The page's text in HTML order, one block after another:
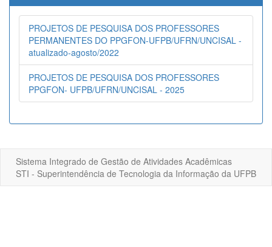
PROJETOS DE PESQUISA DOS PROFESSORES
PERMANENTES DO PPGFON-UFPB/UFRN/UNCISAL -
atualizado-agosto/2022
PROJETOS DE PESQUISA DOS PROFESSORES
PPGFON- UFPB/UFRN/UNCISAL - 2025
Sistema Integrado de Gestão de Atividades Acadêmicas
STI - Superintendência de Tecnologia da Informação da UFPB